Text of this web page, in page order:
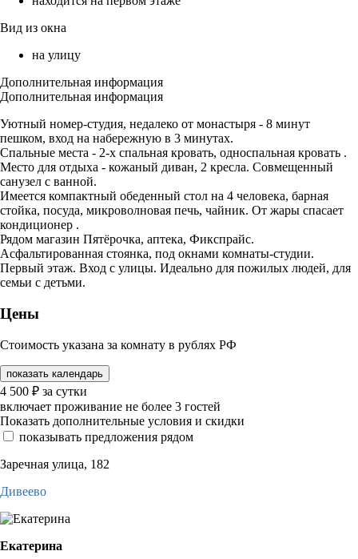
Вид из окна
на улицу
Дополнительная информация
Дополнительная информация
Уютный номер-студия, недалеко от монастыря - 8 минут
пешком, вход на набережную в 3 минутах.
Спальные места - 2-х спальная кровать, односпальная кровать .
Место для отдыха - кожаный диван, 2 кресла. Совмещенный
санузел с ванной.
Имеется компактный обеденный стол на 4 человека, барная
стойка, посуда, микроволновая печь, чайник. От жары спасает
кондиционер .
Рядом магазин Пятёрочка, аптека, Фикспрайс.
Асфальтированная стоянка, под окнами комнаты-студии.
Первый этаж. Вход с улицы. Идеально для пожилых людей, для
семьи с детьми.
Цены
Стоимость указана за комнату в рублях РФ
показать календарь
4 500 ₽ за сутки
включает проживание не более 3 гостей
Показать дополнительные условия и скидки
показывать предложения рядом
Заречная улица, 182
Дивеево
Екатерина